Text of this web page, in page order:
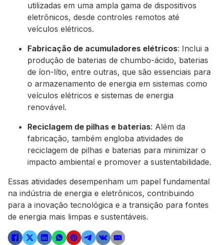
utilizadas em uma ampla gama de dispositivos
eletrônicos, desde controles remotos até
veículos elétricos.
Fabricação de acumuladores elétricos: Inclui a
produção de baterias de chumbo-ácido, baterias
de íon-lítio, entre outras, que são essenciais para
o armazenamento de energia em sistemas como
veículos elétricos e sistemas de energia
renovável.
Reciclagem de pilhas e baterias: Além da
fabricação, também engloba atividades de
reciclagem de pilhas e baterias para minimizar o
impacto ambiental e promover a sustentabilidade.
Essas atividades desempenham um papel fundamental
na indústria de energia e eletrônicos, contribuindo
para a inovação tecnológica e a transição para fontes
de energia mais limpas e sustentáveis.